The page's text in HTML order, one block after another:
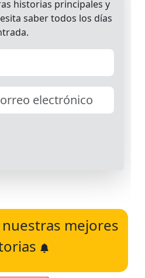
mejores